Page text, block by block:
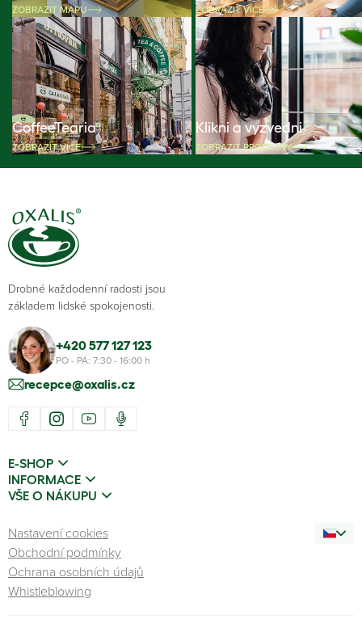
ZOBRAZIT MAPU ZOBRAZIT VÍCE
CoffeeTearia
ZOBRAZIT VÍCE
Klikni a vyzvedni
ZOBRAZIT PRODEJNY
Drobné každodenní radosti jsou
základem lidské spokojenosti.
+420 577 127 123
PO - PÁ: 7:30 - 16:00 h
recepce@oxalis.cz
E-SHOP
INFORMACE
VŠE O NÁKUPU
Nastavení cookies
Obchodní podmínky
Ochrana osobních údajů
Whistleblowing